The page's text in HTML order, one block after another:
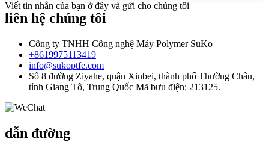
Viết tin nhắn của bạn ở đây và gửi cho chúng tôi
liên hệ chúng tôi
Công ty TNHH Công nghệ Máy Polymer SuKo
+8619975113419
info@sukoptfe.com
Số 8 đường Ziyahe, quận Xinbei, thành phố Thường Châu,
tỉnh Giang Tô, Trung Quốc Mã bưu điện: 213125.
dẫn đường